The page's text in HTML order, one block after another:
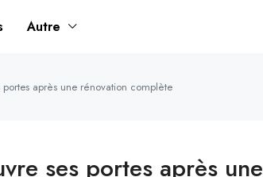
Autre
portes après une rénovation complète
ses portes après une